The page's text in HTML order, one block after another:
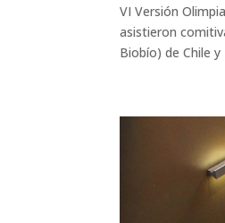
VI Versión
asistieron
Biobío) de Chile